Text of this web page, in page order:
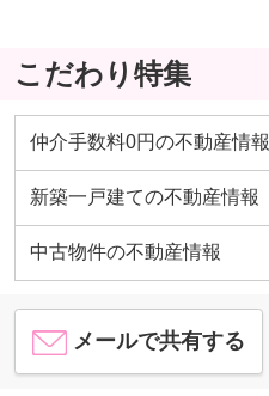
こだわり特集
仲介手数料0円の不動産情報
新築一戸建ての不動産情報
中古物件の不動産情報
メールで共有する